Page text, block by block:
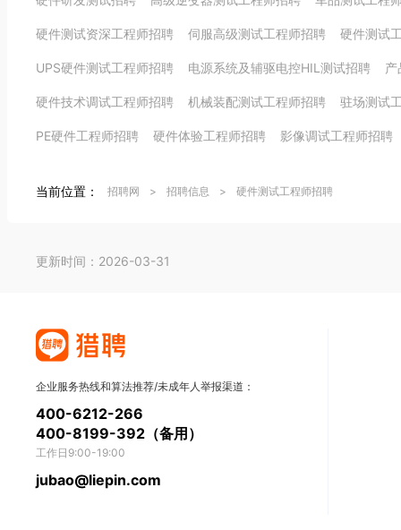
硬件测试资深工程师招聘 伺服高级测试工程师招聘 硬件测试
UPS硬件测试工程师招聘 电源系统及辅驱电控HIL测试招聘 产
硬件技术调试工程师招聘 机械装配测试工程师招聘 驻场测试
PE硬件工程师招聘 硬件体验工程师招聘 影像调试工程师招聘
当前位置： 招聘网 > 招聘信息 > 硬件测试工程师招聘
更新时间：2026-03-31